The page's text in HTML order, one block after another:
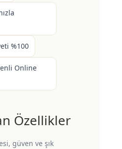
%100
Online
Özellikler
güven ve şık